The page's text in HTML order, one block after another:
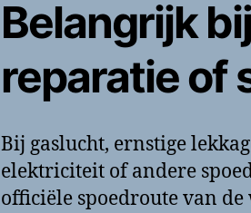
Belangrijk
reparatie of
Bij gaslucht, ernstige
elektriciteit of andere
officiële spoedroute van